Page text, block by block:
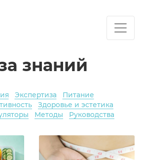
знаний
Экспертиза
Питание
Здоровье и эстетика
Методы Руководства